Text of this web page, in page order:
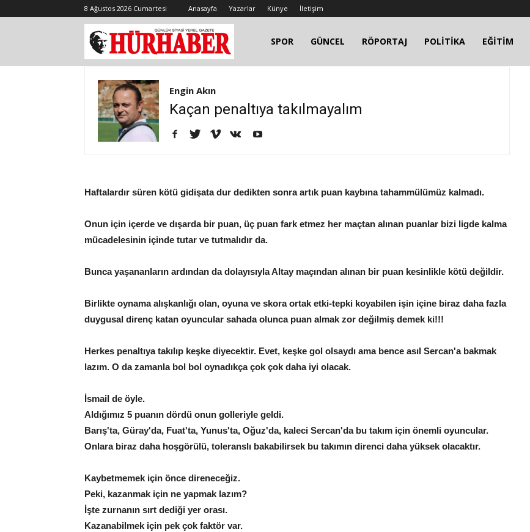
8 Ağustos 2026 Cumartesi Anasayfa Yazarlar Künye İletişim
SPOR GÜNCEL RÖPORTAJ POLİTİKA EĞİTİM
Engin Akın
Kaçan penaltıya takılmayalım
Haftalardır süren kötü gidişata dur dedikten sonra artık puan kaybına tahammülümüz kalmadı.
Onun için içerde ve dışarda bir puan, üç puan fark etmez her maçtan alınan puanlar bizi ligde kalma
mücadelesinin içinde tutar ve tutmalıdır da.
Bunca yaşananların ardından da dolayısıyla Altay maçından alınan bir puan kesinlikle kötü değildir.
Birlikte oynama alışkanlığı olan, oyuna ve skora ortak etki-tepki koyabilen işin içine biraz daha fazla
duygusal direnç katan oyuncular sahada olunca puan almak zor değilmiş demek ki!!!
Herkes penaltıya takılıp keşke diyecektir. Evet, keşke gol olsaydı ama bence asıl Sercan'a bakmak
lazım. O da zamanla bol bol oynadıkça çok çok daha iyi olacak.
İsmail de öyle.
Aldığımız 5 puanın dördü onun golleriyle geldi.
Barış'ta, Güray'da, Fuat'ta, Yunus'ta, Oğuz'da, kaleci Sercan'da bu takım için önemli oyuncular.
Onlara biraz daha hoşgörülü, toleranslı bakabilirsek bu takımın direnci daha yüksek olacaktır.
Kaybetmemek için önce direneceğiz.
Peki, kazanmak için ne yapmak lazım?
İşte zurnanın sırt dediği yer orası.
Kazanabilmek için pek çok faktör var.